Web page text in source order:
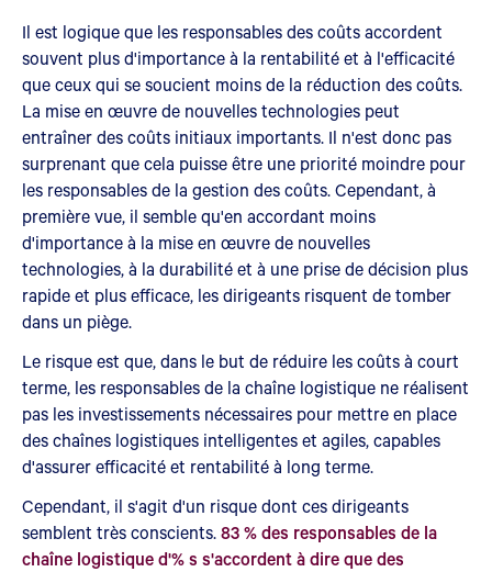
Il est logique que les responsables des coûts accordent
souvent plus d'importance à la rentabilité et à l'efficacité
que ceux qui se soucient moins de la réduction des coûts.
La mise en œuvre de nouvelles technologies peut
entraîner des coûts initiaux importants. Il n'est donc pas
surprenant que cela puisse être une priorité moindre pour
les responsables de la gestion des coûts. Cependant, à
première vue, il semble qu'en accordant moins
d'importance à la mise en œuvre de nouvelles
technologies, à la durabilité et à une prise de décision plus
rapide et plus efficace, les dirigeants risquent de tomber
dans un piège.
Le risque est que, dans le but de réduire les coûts à court
terme, les responsables de la chaîne logistique ne réalisent
pas les investissements nécessaires pour mettre en place
des chaînes logistiques intelligentes et agiles, capables
d'assurer efficacité et rentabilité à long terme.
Cependant, il s'agit d'un risque dont ces dirigeants
semblent très conscients.83 % des responsables de la
chaîne logistique d'% s s'accordent à dire que des